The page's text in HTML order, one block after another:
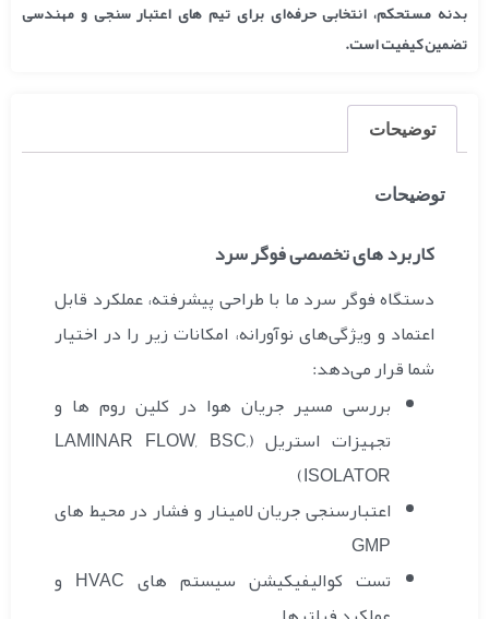
بدنه مستحکم، انتخابی حرفه‌ای برای تیم های اعتبار سنجی و مهندسی
تضمین کیفیت است.
توضیحات
توضیحات
کاربرد های تخصصی فوگر سرد
دستگاه فوگر سرد ما با طراحی پیشرفته، عملکرد قابل
اعتماد و ویژگی‌های نوآورانه، امکانات زیر را در اختیار
شما قرار می‌دهد:
بررسی مسیر جریان هوا در کلین روم‌ ها و
تجهیزات استریل (LAMINAR FLOW, BSC,
ISOLATOR)
اعتبارسنجی جریان لامینار و فشار در محیط های
GMP
تست کوالیفیکیشن سیستم های HVAC و